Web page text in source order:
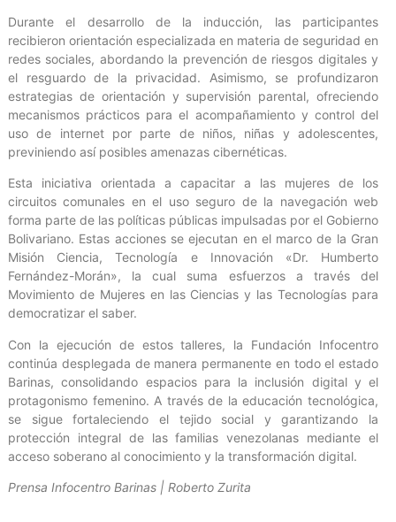
Durante el desarrollo de la inducción, las participantes
recibieron orientación especializada en materia de seguridad en
redes sociales, abordando la prevención de riesgos digitales y
el resguardo de la privacidad. Asimismo, se profundizaron
estrategias de orientación y supervisión parental, ofreciendo
mecanismos prácticos para el acompañamiento y control del
uso de internet por parte de niños, niñas y adolescentes,
previniendo así posibles amenazas cibernéticas.
Esta iniciativa orientada a capacitar a las mujeres de los
circuitos comunales en el uso seguro de la navegación web
forma parte de las políticas públicas impulsadas por el Gobierno
Bolivariano. Estas acciones se ejecutan en el marco de la Gran
Misión Ciencia, Tecnología e Innovación «Dr. Humberto
Fernández-Morán», la cual suma esfuerzos a través del
Movimiento de Mujeres en las Ciencias y las Tecnologías para
democratizar el saber.
Con la ejecución de estos talleres, la Fundación Infocentro
continúa desplegada de manera permanente en todo el estado
Barinas, consolidando espacios para la inclusión digital y el
protagonismo femenino. A través de la educación tecnológica,
se sigue fortaleciendo el tejido social y garantizando la
protección integral de las familias venezolanas mediante el
acceso soberano al conocimiento y la transformación digital.
Prensa Infocentro Barinas | Roberto Zurita